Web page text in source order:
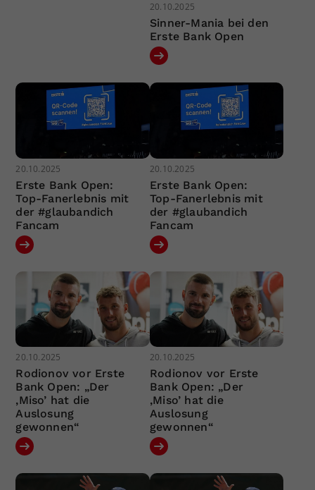
20.10.2025
Sinner-Mania bei den
Erste Bank Open
20.10.2025
Erste Bank Open:
Top-Fanerlebnis mit
der #glaubandich
Fancam
20.10.2025
Erste Bank Open:
Top-Fanerlebnis mit
der #glaubandich
Fancam
20.10.2025
Rodionov vor Erste
Bank Open: „Der
‚Miso’ hat die
Auslosung
gewonnen“
20.10.2025
Rodionov vor Erste
Bank Open: „Der
‚Miso’ hat die
Auslosung
gewonnen“